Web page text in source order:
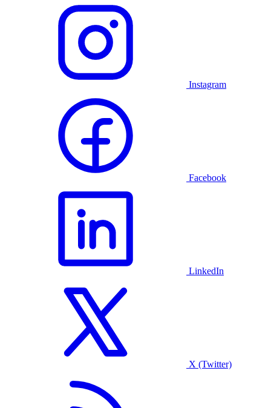
Instagram
Facebook
LinkedIn
X (Twitter)